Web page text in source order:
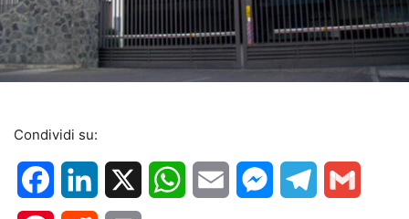
Condividi su:
FacebookLinkedIn WhatsApp
Email MessengerTelegram